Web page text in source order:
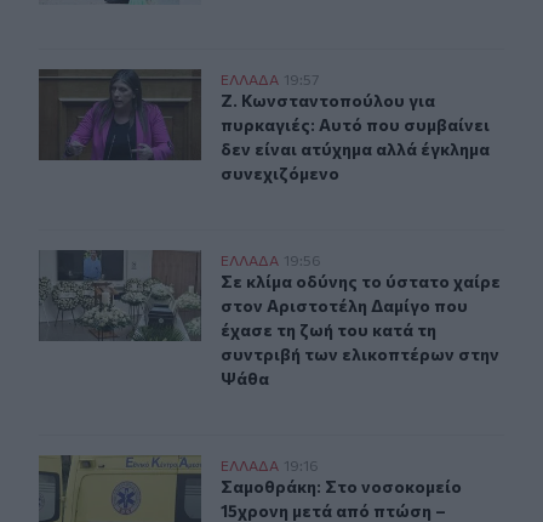
Ζ. Κωνσταντοπούλου για πυρκαγιές: Αυτό που
ΕΛΛAΔΑ 19:57
Ζ. Κωνσταντοπούλου για
Ζ. Κωνσταντοπούλου για
πυρκαγιές: Αυτό που συμβαίνει
δεν είναι ατύχημα αλλά έγκλημα
συνεχιζόμενο
Σε κλίμα οδύνης το ύστατο χαίρε στον Αριστοτέλη
ΕΛΛAΔΑ 19:56
Σε κλίμα οδύνης το ύστατο χαίρε
Σε κλίμα οδύνης το ύστατο χαίρε
στον Αριστοτέλη Δαμίγο που
έχασε τη ζωή του κατά τη
συντριβή των ελικοπτέρων στην
Ψάθα
Σαμοθράκη: Στο νοσοκομείο 15χρονη μετά από πτώση –
ΕΛΛAΔΑ 19:16
Σαμοθράκη: Στο νοσοκομείο
Σαμοθράκη: Στο νοσοκομείο
15χρονη μετά από πτώση –